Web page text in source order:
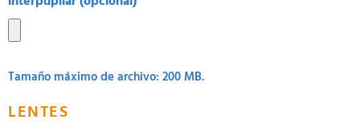
Tamaño máximo de archivo: 200 MB.
LENTES